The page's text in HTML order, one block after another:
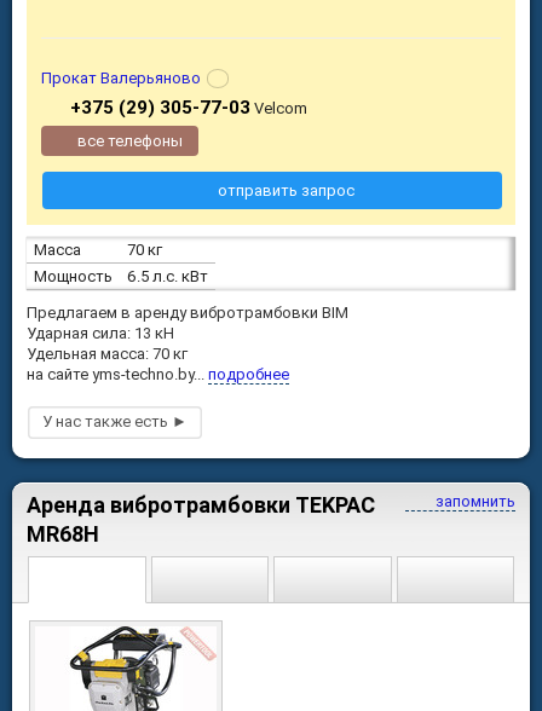
Масса
70 кг
Мощность
6.5 л.с. кВт
Предлагаем в аренду вибротрамбовки BIM
Ударная сила: 13 кН
Удельная масса: 70 кг
на сайте yms-techno.by... подробнее
Прокат Валерьяново
+375 (29) 305-77-03 Velcom
все телефоны
отправить запрос
запомнить
Аренда вибротрамбовки TEKPAC
MR68H